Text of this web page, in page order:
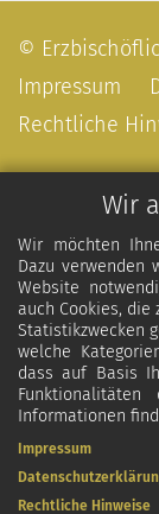
Wir
Wir möchten
Dazu verwenden
Website
auch Cookies, die
Statistikzwecken
welche
dass auf Basis
Informationen
Impressum
Rechtliche Hinweise
©
Impressum
Rechtliche